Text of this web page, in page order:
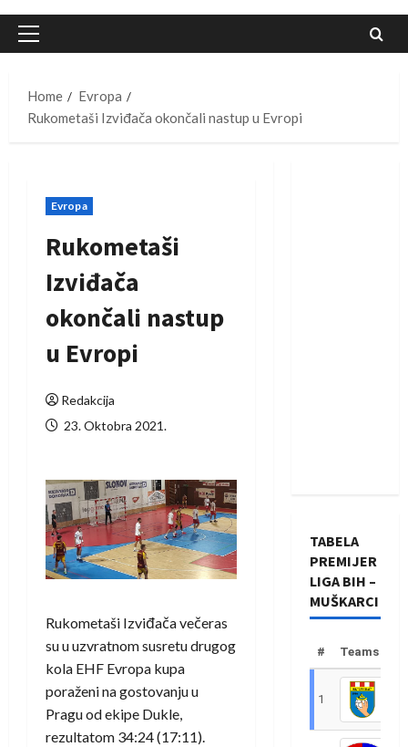
Primary
Home
Evropa
Rukometaši Izviđača okončali nastup u Evropi
Evropa
Rukometaši
Izviđača
okončali nastup
u Evropi
Redakcija
23. Oktobra 2021.
Rukometaši Izviđača večeras
su u uzvratnom susretu drugog
kola EHF Evropa kupa
poraženi na gostovanju u
Pragu od ekipe Dukle,
rezultatom 34:24 (17:11).
TABELA
PREMIJER
LIGA BIH –
MUŠKARCI
# Teams
1